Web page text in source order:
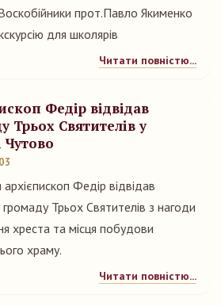
прот.Павло Якименко
для школярів
Читати повністю...
Федір відвідав
Трьох Святителів у
Чутово
Федір відвідав
громаду Трьох Святителів з нагоди
хреста та місця побудови
храму.
Читати повністю...